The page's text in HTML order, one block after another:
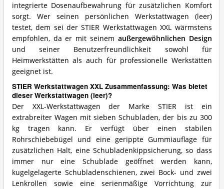
integrierte Dosenaufbewahrung für zusätzlichen Komfort
sorgt. Wer seinen persönlichen Werkstattwagen (leer)
testet, dem sei der STIER Werkstattwagen XXL wärmstens
empfohlen, da er mit seinem außergewöhnlichen Design
und seiner Benutzerfreundlichkeit sowohl für
Heimwerkstätten als auch für professionelle Werkstätten
geeignet ist.
STIER Werkstattwagen XXL Zusammenfassung: Was bietet
dieser Werkstattwagen (leer)?
Der XXL-Werkstattwagen der Marke STIER ist ein
extrabreiter Wagen mit sieben Schubladen, der bis zu 300
kg tragen kann. Er verfügt über einen stabilen
Rohrschiebebügel und eine gerippte Gummiauflage für
zusätzlichen Halt, eine Schubladenkippsicherung, so dass
immer nur eine Schublade geöffnet werden kann,
kugelgelagerte Schubladenschienen, zwei Bock- und zwei
Lenkrollen sowie eine serienmäßige Vorrichtung zur